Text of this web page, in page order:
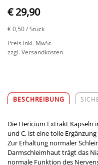
€ 29,90
€ 0,50/ Stück
Preis inkl. MwSt.
zzgl. Versandkosten
BESCHREIBUNG
Die Hericium Extrakt
und C, ist eine tolle
Zur Erhaltung normaler
Darmschleimhaut trägt das
normale Funktion des